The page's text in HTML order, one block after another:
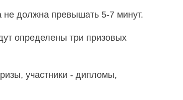
не должна превышать 5-7 минут.
определены три призовых
участники - дипломы,